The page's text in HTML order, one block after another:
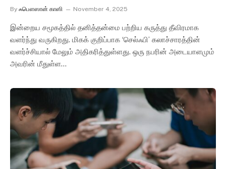
By ஃபௌஸான் காஸி November 4, 2025
இன்றைய சமூகத்தில் தனித்தன்மை பற்றிய கருத்து தீவிரமாக
வளர்ந்து வருகிறது. மிகக் குறிப்பாக ‘செல்ஃபி’ கலாச்சாரத்தின்
வளர்ச்சியால் மேலும் அதிகரித்துள்ளது. ஒரு நபரின் அடையாளமும்
அவரின் மீதுள்ள…